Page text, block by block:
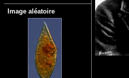
Image aléatoire